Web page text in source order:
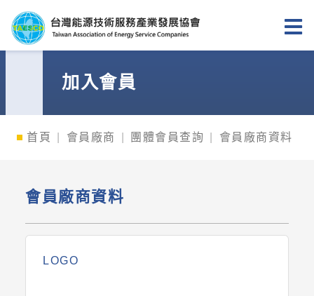
台灣能源技術服務產業發展協
加入會員
首頁 會員廠商 團體會員查詢 會員廠商資料
會員廠商資料
LOGO